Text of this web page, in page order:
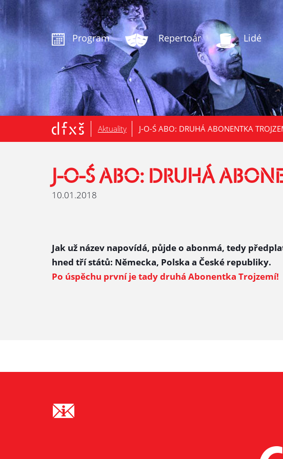
Program Repertoár Lidé
.
Aktuality J-O-Ś ABO: DRUHÁ ABONENTKA
J-O-Ś ABO: DRUHÁ
10.01.2018
Jak už název napovídá, půjde o abonmá, tedy
hned tří států: Německa, Polska a České republiky.
Po úspěchu první je tady druhá Abonentka Trojzemí!